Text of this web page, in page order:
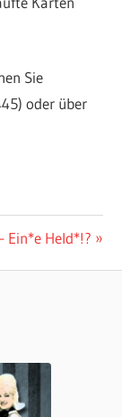
Sie
oder über
Ein*e Held*!?